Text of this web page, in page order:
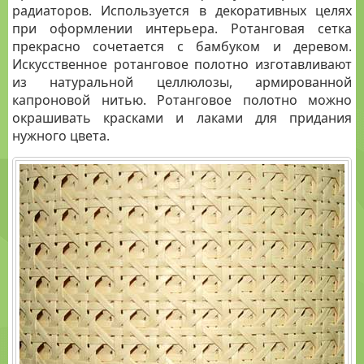
КАНАТЫ
МАНИЛЬСКИЕ
КАНАТЫ
КОКОСОВЫЕ
МОЗАИКА
КОКОСОВАЯ
СВЕТИЛЬНИКИ
ПАЛЬМОВОЕ
ПОЛОТНО
радиаторов. Используется в декоративных целях
при оформлении интерьера. Ротанговая сетка
прекрасно сочетается с бамбуком и деревом.
Искусственное ротанговое полотно изготавливают
из натуральной целлюлозы, армированной
капроновой нитью. Ротанговое полотно можно
окрашивать красками и лаками для придания
нужного цвета.